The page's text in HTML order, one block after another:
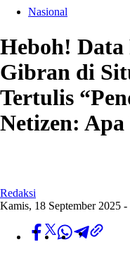
Nasional
Heboh!
Gibran di
Tertulis
Netizen:
Redaksi
Kamis, 18 September 2025